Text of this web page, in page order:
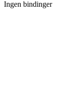
Ingen bindinger